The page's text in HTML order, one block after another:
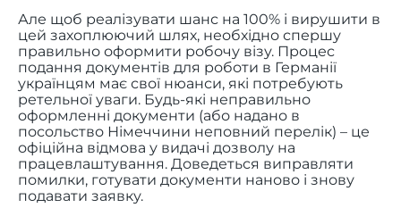
Але щоб реалізувати шанс на 100% і вирушити в
цей захоплюючий шлях, необхідно спершу
правильно оформити робочу візу. Процес
подання документів для роботи в Германії
українцям має свої нюанси, які потребують
ретельної уваги. Будь-які неправильно
оформленні документи (або надано в
посольство Німеччини неповний перелік) – це
офіційна відмова у видачі дозволу на
працевлаштування. Доведеться виправляти
помилки, готувати документи наново і знову
подавати заявку.